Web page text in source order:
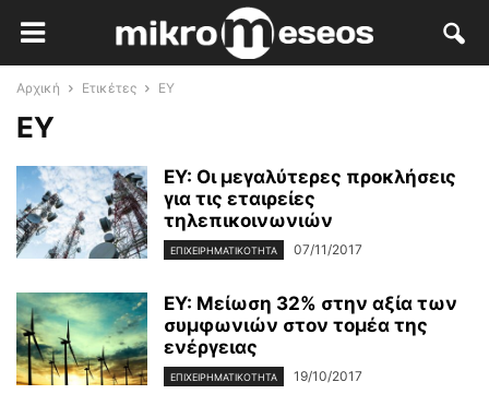
Αρχική Ετικέτες EY
EY
EY: Οι μεγαλύτερες προκλήσεις
για τις εταιρείες
τηλεπικοινωνιών
ΕΠΙΧΕΙΡΗΜΑΤΙΚΌΤΗΤΑ 07/11/2017
ΕΥ: Μείωση 32% στην αξία των
συμφωνιών στον τομέα της
ενέργειας
ΕΠΙΧΕΙΡΗΜΑΤΙΚΌΤΗΤΑ 19/10/2017